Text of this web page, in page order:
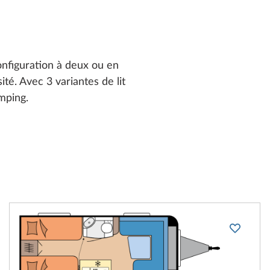
à deux ou en
Avec 3 variantes de lit